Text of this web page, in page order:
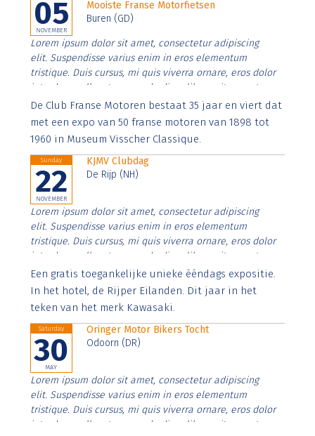
05
NOVEMBER
Mooiste Franse Motorfietsen
Buren (GD)
Lorem ipsum dolor sit amet, consectetur adipiscing
elit. Suspendisse varius enim in eros elementum
tristique. Duis cursus, mi quis viverra ornare, eros dolor
interdum nulla, ut commodo diam libero vitae erat.
Aenean faucibus nibh et justo cursus id rutrum lorem
imperdiet. Nunc ut sem vitae risus tristique posuere.
De Club Franse Motoren bestaat 35 jaar en viert dat
met een expo van 50 franse motoren van 1898 tot
1960 in Museum Visscher Classique.
Sunday
22
NOVEMBER
KJMV Clubdag
De Rijp (NH)
Lorem ipsum dolor sit amet, consectetur adipiscing
elit. Suspendisse varius enim in eros elementum
tristique. Duis cursus, mi quis viverra ornare, eros dolor
interdum nulla, ut commodo diam libero vitae erat.
Aenean faucibus nibh et justo cursus id rutrum lorem
imperdiet. Nunc ut sem vitae risus tristique posuere.
Een gratis toegankelijke unieke ééndags expositie.
In het hotel, de Rijper Eilanden. Dit jaar in het
teken van het merk Kawasaki.
Saturday
30
MAY
Oringer Motor Bikers Tocht
Odoorn (DR)
Lorem ipsum dolor sit amet, consectetur adipiscing
elit. Suspendisse varius enim in eros elementum
tristique. Duis cursus, mi quis viverra ornare, eros dolor
interdum nulla, ut commodo diam libero vitae erat.